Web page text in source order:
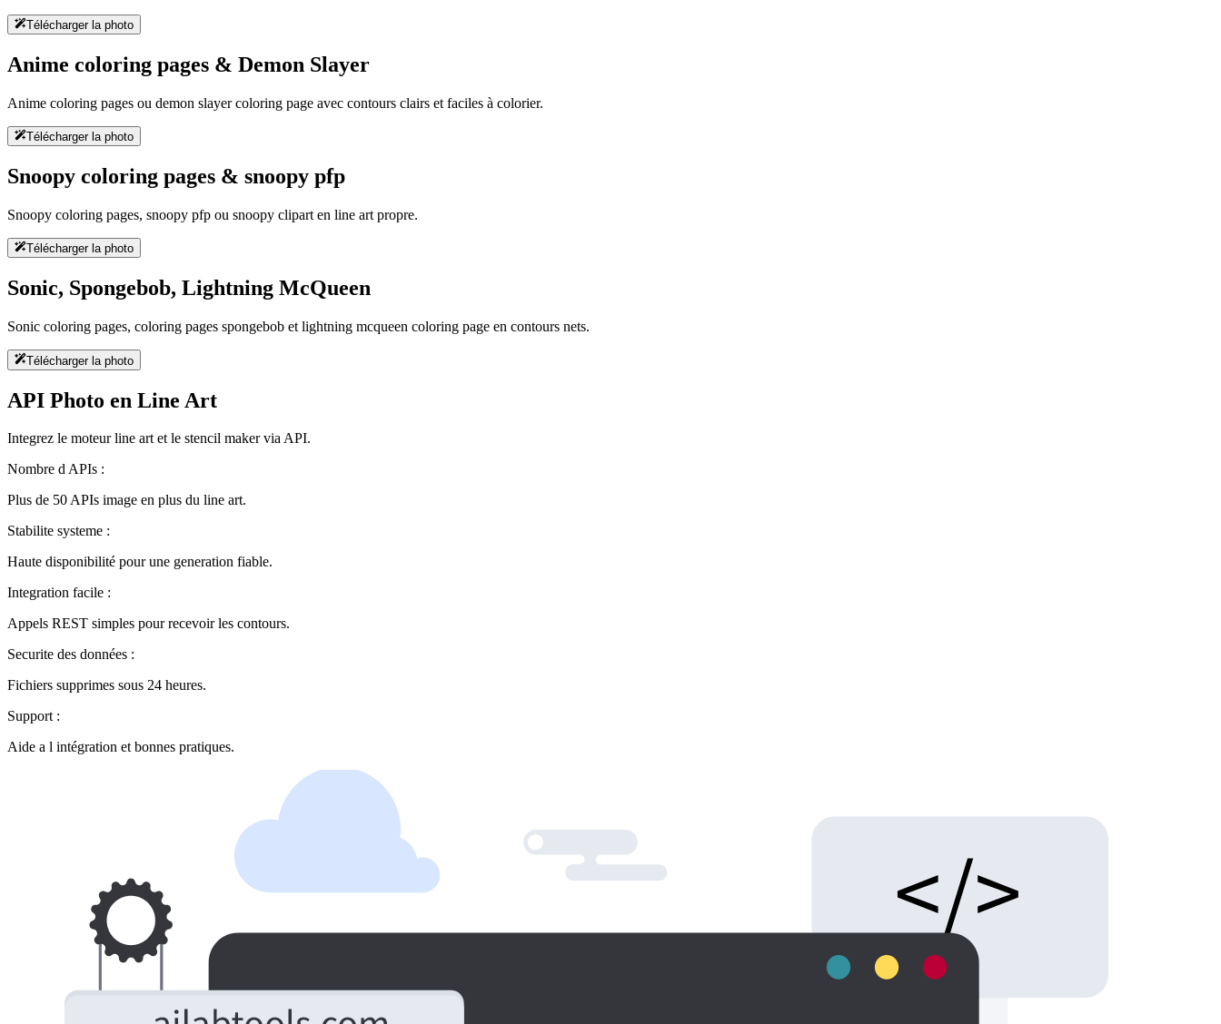
Télécharger la photo
Anime coloring pages & Demon Slayer
Anime coloring pages ou demon slayer coloring page avec contours clairs et faciles à colorier.
Télécharger la photo
Snoopy coloring pages & snoopy pfp
Snoopy coloring pages, snoopy pfp ou snoopy clipart en line art propre.
Télécharger la photo
Sonic, Spongebob, Lightning McQueen
Sonic coloring pages, coloring pages spongebob et lightning mcqueen coloring page en contours nets.
Télécharger la photo
API Photo en Line Art
Integrez le moteur line art et le stencil maker via API.
Nombre d APIs :
Plus de 50 APIs image en plus du line art.
Stabilite systeme :
Haute disponibilité pour une generation fiable.
Integration facile :
Appels REST simples pour recevoir les contours.
Securite des données :
Fichiers supprimes sous 24 heures.
Support :
Aide a l intégration et bonnes pratiques.